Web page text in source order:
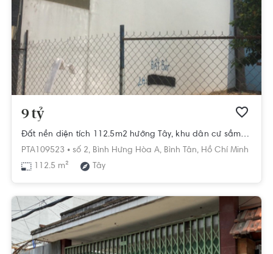
9 tỷ
Đất nền diện tích 112.5m2 hướng Tây, khu dân cư sầm uất.
PTA109523 • số 2, Bình Hưng Hòa A, Bình Tân, Hồ Chí Minh
112.5 m²
Tây